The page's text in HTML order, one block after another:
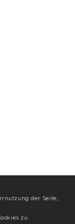
der Seite,
zu.